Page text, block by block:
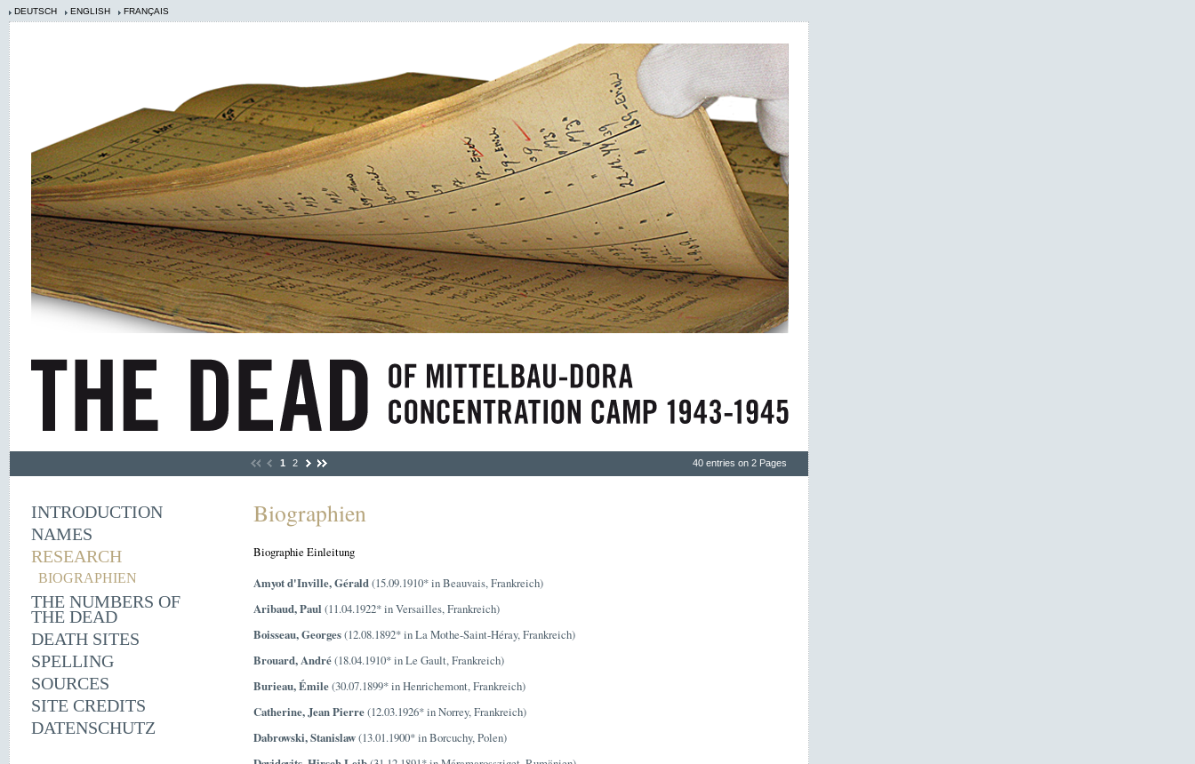
DEUTSCH ENGLISH FRANÇAIS
1 2 40 entries on 2 Pages
INTRODUCTION
NAMES
RESEARCH
BIOGRAPHIEN
THE NUMBERS OF
THE DEAD
DEATH SITES
SPELLING
SOURCES
SITE CREDITS
DATENSCHUTZ
Biographien
Biographie Einleitung
Amyot d'Inville, Gérald(15.09.1910* in Beauvais, Frankreich)
Aribaud, Paul (11.04.1922* in Versailles, Frankreich)
Boisseau, Georges(12.08.1892* in La Mothe-Saint-Héray, Frankreich)
Brouard, André(18.04.1910* in Le Gault, Frankreich)
Burieau, Émile(30.07.1899* in Henrichemont, Frankreich)
Catherine, Jean Pierre(12.03.1926* in Norrey, Frankreich)
Dabrowski, Stanislaw(13.01.1900* in Borcuchy, Polen)